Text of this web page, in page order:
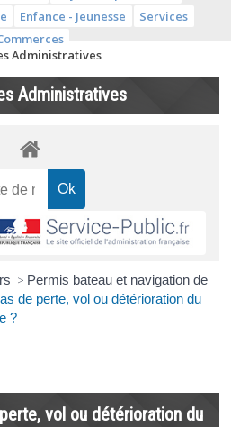
Enfance - Jeunesse
Services
Administratives
Administratives
> Permis bateau et navigation de
de perte, vol ou détérioration du
?
vol ou détérioration du